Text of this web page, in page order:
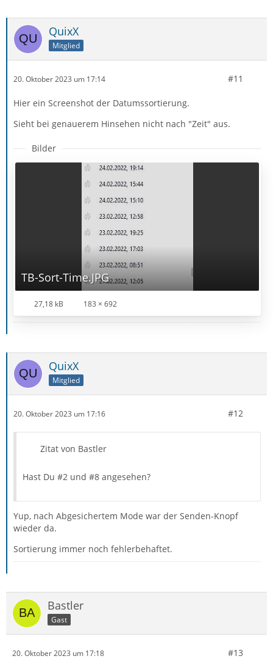
QuixX
Mitglied
20. Oktober 2023 um 17:14 #11
Hier ein Screenshot der Datumssortierung.
Sieht bei genauerem Hinsehen nicht nach "Zeit" aus.
Bilder
TB-Sort-Time.JPG
27,18 kB 183 × 692
QuixX
Mitglied
20. Oktober 2023 um 17:16 #12
Zitat von Bastler
Hast Du #2 und #8 angesehen?
Yup, nach Abgesichertem Mode war der Senden-Knopf
wieder da.
Sortierung immer noch fehlerbehaftet.
Bastler
Gast
20. Oktober 2023 um 17:18 #13